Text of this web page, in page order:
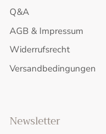
Q&A
AGB & Impressum
Widerrufsrecht
Versandbedingungen
Newsletter